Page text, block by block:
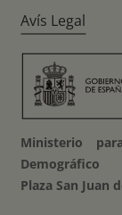
Avís Legal
Ministerio
Demográfico
Plaza San Juan